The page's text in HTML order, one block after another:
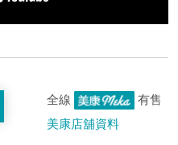
全線
有售
美康店舖資料